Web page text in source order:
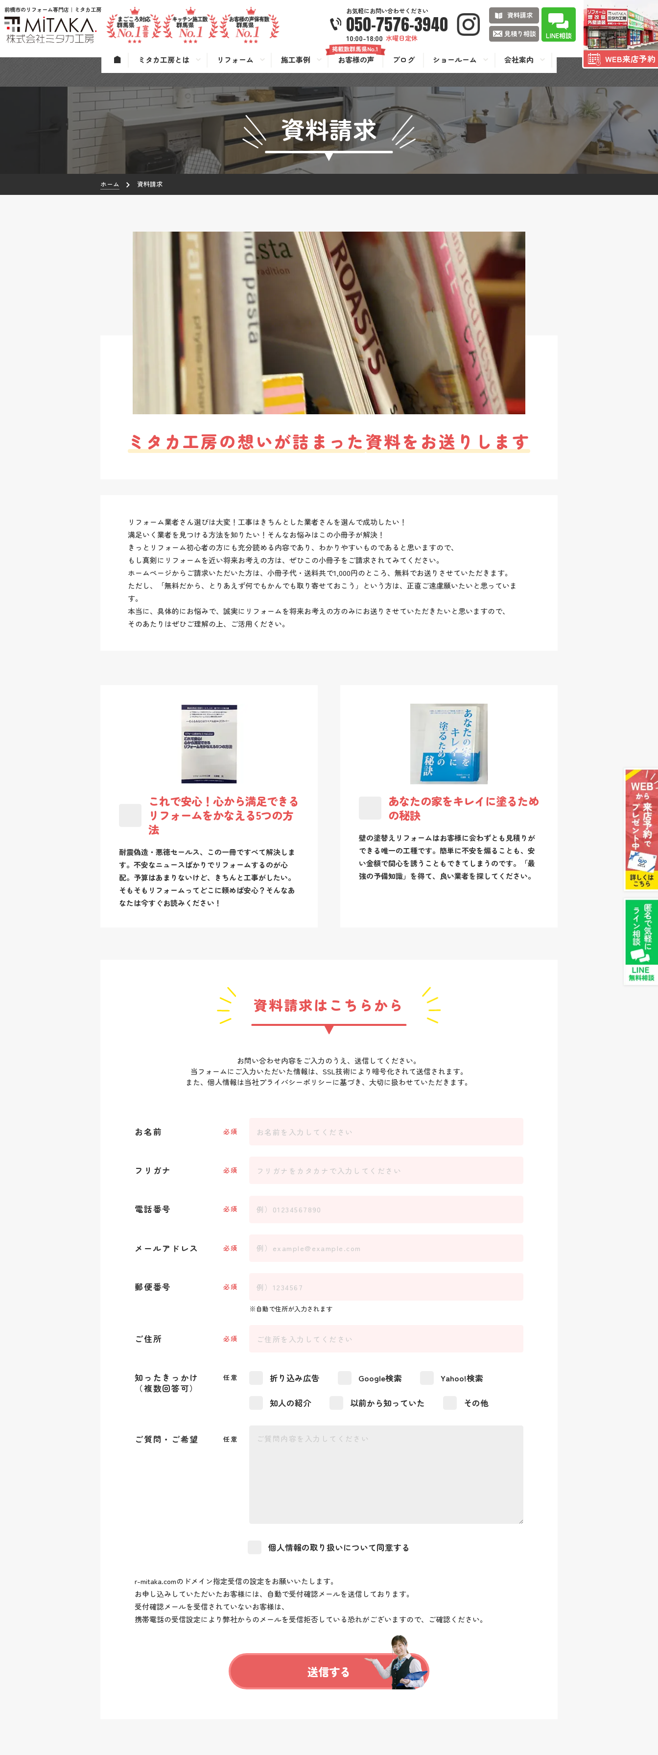
前橋市のリフォーム専門店｜ミタカ工房 お気軽にお問い合わせください
050-7576-3940
10:00-18:00 水曜日定休
資料請求
見積り相談
LINE相談
WEB来店予約
ミタカ工房とは リフォーム 施工事例 お客様の声 ブログ ショールーム 会社案内
資料請求
ホーム 資料請求
ミタカ工房の想いが詰まった資料をお送りします
リフォーム業者さん選びは大変！工事はきちんとした業者さんを選んで成功したい！
満足いく業者を見つける方法を知りたい！そんなお悩みはこの小冊子が解決！
きっとリフォーム初心者の方にも充分読める内容であり、わかりやすいものであると思いますので、
もし真剣にリフォームを近い将来お考えの方は、ぜひこの小冊子をご請求されてみてください。
ホームページからご請求いただいた方は、小冊子代・送料共で1,000円のところ、無料でお送りさせていただきます。
ただし、「無料だから、とりあえず何でもかんでも取り寄せておこう」という方は、正直ご遠慮願いたいと思っていま
す。
本当に、具体的にお悩みで、誠実にリフォームを将来お考えの方のみにお送りさせていただきたいと思いますので、
そのあたりはぜひご理解の上、ご活用ください。
これで安心！心から満足できる
リフォームをかなえる5つの方
法
あなたの家をキレイに塗るため
の秘訣
資料請求はこちらから
お問い合わせ内容をご入力のうえ、送信してください。
当フォームにご入力いただいた情報は、SSL技術により暗号化されて送信されます。
また、個人情報は当社プライバシーポリシーに基づき、大切に扱わせていただきます。
お名前 必須
フリガナ 必須
電話番号 必須
メールアドレス 必須
郵便番号 必須
自動で住所が入力されます
ご住所 必須
知ったきっかけ
（複数回答可）
任意 折り込み広告 Google検索 Yahoo!検索
知人の紹介 以前から知っていた その他
ご質問・ご希望 任意
個人情報の取り扱いについて同意する
r-mitaka.comのドメイン指定受信の設定をお願いいたします。
お申し込みしていただいたお客様には、自動で受付確認メールを送信しております。
受付確認メールを受信されていないお客様は、
携帯電話の受信設定により弊社からのメールを受信拒否している恐れがございますので、ご確認ください。